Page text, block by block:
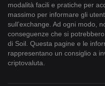
modalità facili e pratiche per
massimo per informare gli
sull’exchange. Ad ogni modo,
conseguenze che si
di Soil. Questa pagine e le
rappresentano un consiglio a
criptovaluta.